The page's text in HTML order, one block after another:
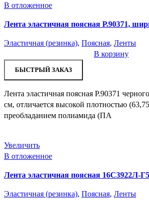
В отложенное
Лента эластичная поясная Р.90371,
Эластичная (резинка), Поясная, Ленты
В корзину
БЫСТРЫЙ ЗАКАЗ
Лента эластичная поясная Р.90371
см, отличается высокой плотностью
преобладанием полиамида (ПА
Увеличить
В отложенное
Лента эластичная поясная 16С3922Л-
Эластичная (резинка), Поясная, Ленты